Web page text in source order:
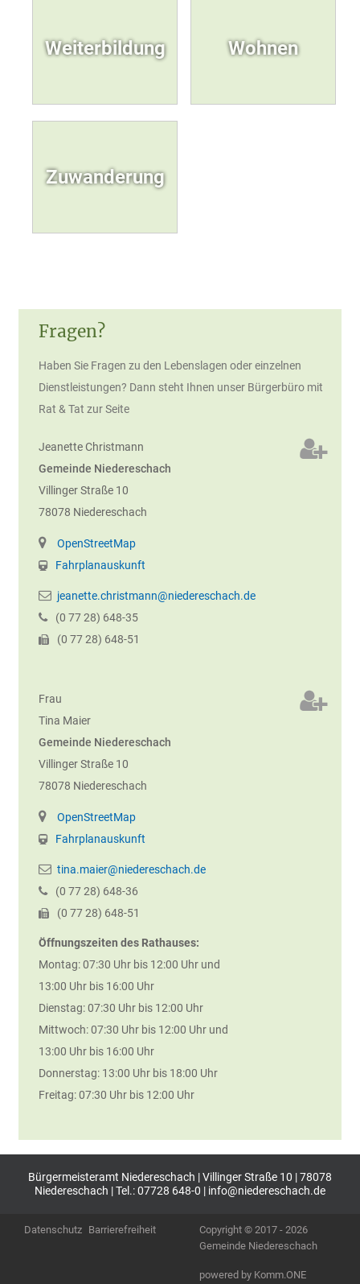
Fragen?
Haben Sie Fragen zu den Lebenslagen oder einzelnen
Dienstleistungen? Dann steht Ihnen unser Bürgerbüro mit
Rat & Tat zur Seite
JeanetteChristmann
Gemeinde Niedereschach
Villinger Straße 10
78078 Niedereschach
OpenStreetMap
Fahrplanauskunft
jeanette.christmann@niedereschach.de
(0 7728) 648-35
(0 7728) 648-51
Frau
Tina Maier
Gemeinde Niedereschach
Villinger Straße 10
78078 Niedereschach
OpenStreetMap
Fahrplanauskunft
tina.maier@niedereschach.de
(0 7728) 648-36
(0 7728) 648-51
Öffnungszeiten des Rathauses:
Montag: 07:30 Uhr bis 12:00 Uhr und
13:00 Uhr bis 16:00 Uhr
Dienstag: 07:30 Uhr bis 12:00 Uhr
Mittwoch: 07:30 Uhr bis 12:00 Uhr und
13:00 Uhr bis 16:00 Uhr
Donnerstag: 13:00 Uhr bis 18:00 Uhr
Freitag: 07:30 Uhr bis 12:00 Uhr
Weiterbildung Wohnen
Zuwanderung
Bürgermeisteramt Niedereschach | Villinger Straße 10 | 78078
Niedereschach | Tel.: 07728 648-0 | info@niedereschach.de
Datenschutz Barrierefreiheit
Copyright © 2017 - 2026
Gemeinde Niedereschach
powered by Komm.ONE